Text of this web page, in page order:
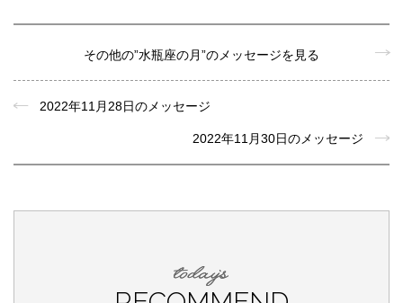
その他の”水瓶座の月”のメッセージを見る
2022年11月28日のメッセージ
2022年11月30日のメッセージ